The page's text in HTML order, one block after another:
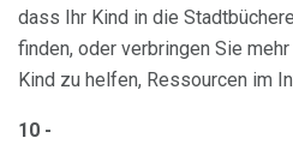
dass Ihr Kind in die
finden, oder verbringen Sie
Kind zu helfen, Ressourcen im
10 -